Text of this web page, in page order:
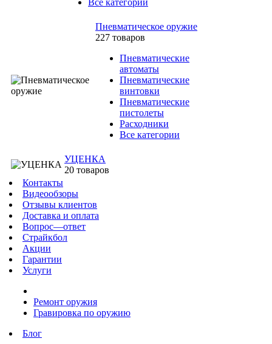
Все категории
Пневматическое оружие
227 товаров
Пневматические
автоматы
Пневматические
винтовки
Пневматические
пистолеты
Расходники
Все категории
УЦЕНКА
20 товаров
Контакты
Видеообзоры
Отзывы клиентов
Доставка и оплата
Вопрос—ответ
Страйкбол
Акции
Гарантии
Услуги
Ремонт оружия
Гравировка по оружию
Блог